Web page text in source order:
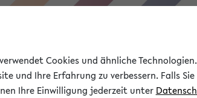
Cookies und ähnliche
und Ihre Erfahrung zu verbessern. Falls
Ihre Einwilligung jederzeit unter